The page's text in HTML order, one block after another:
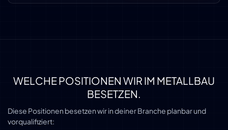
WELCHE POSITIONEN WIR IM METALLBAU
BESETZEN.
Diese Positionen besetzen wir in deiner Branche planbar und
vorqualifiziert: